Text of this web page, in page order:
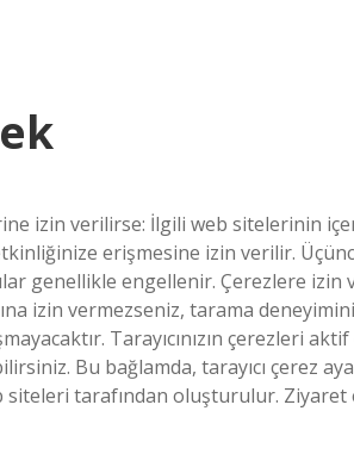
izin verilirse: İlgili web sitelerinin
erişmesine izin verilir.
genellikle engellenir. Çerezlere izin
izin vermezseniz, tarama
Tarayıcınızın çerezleri
Bu bağlamda, tarayıcı çerez
tarafından oluşturulur.